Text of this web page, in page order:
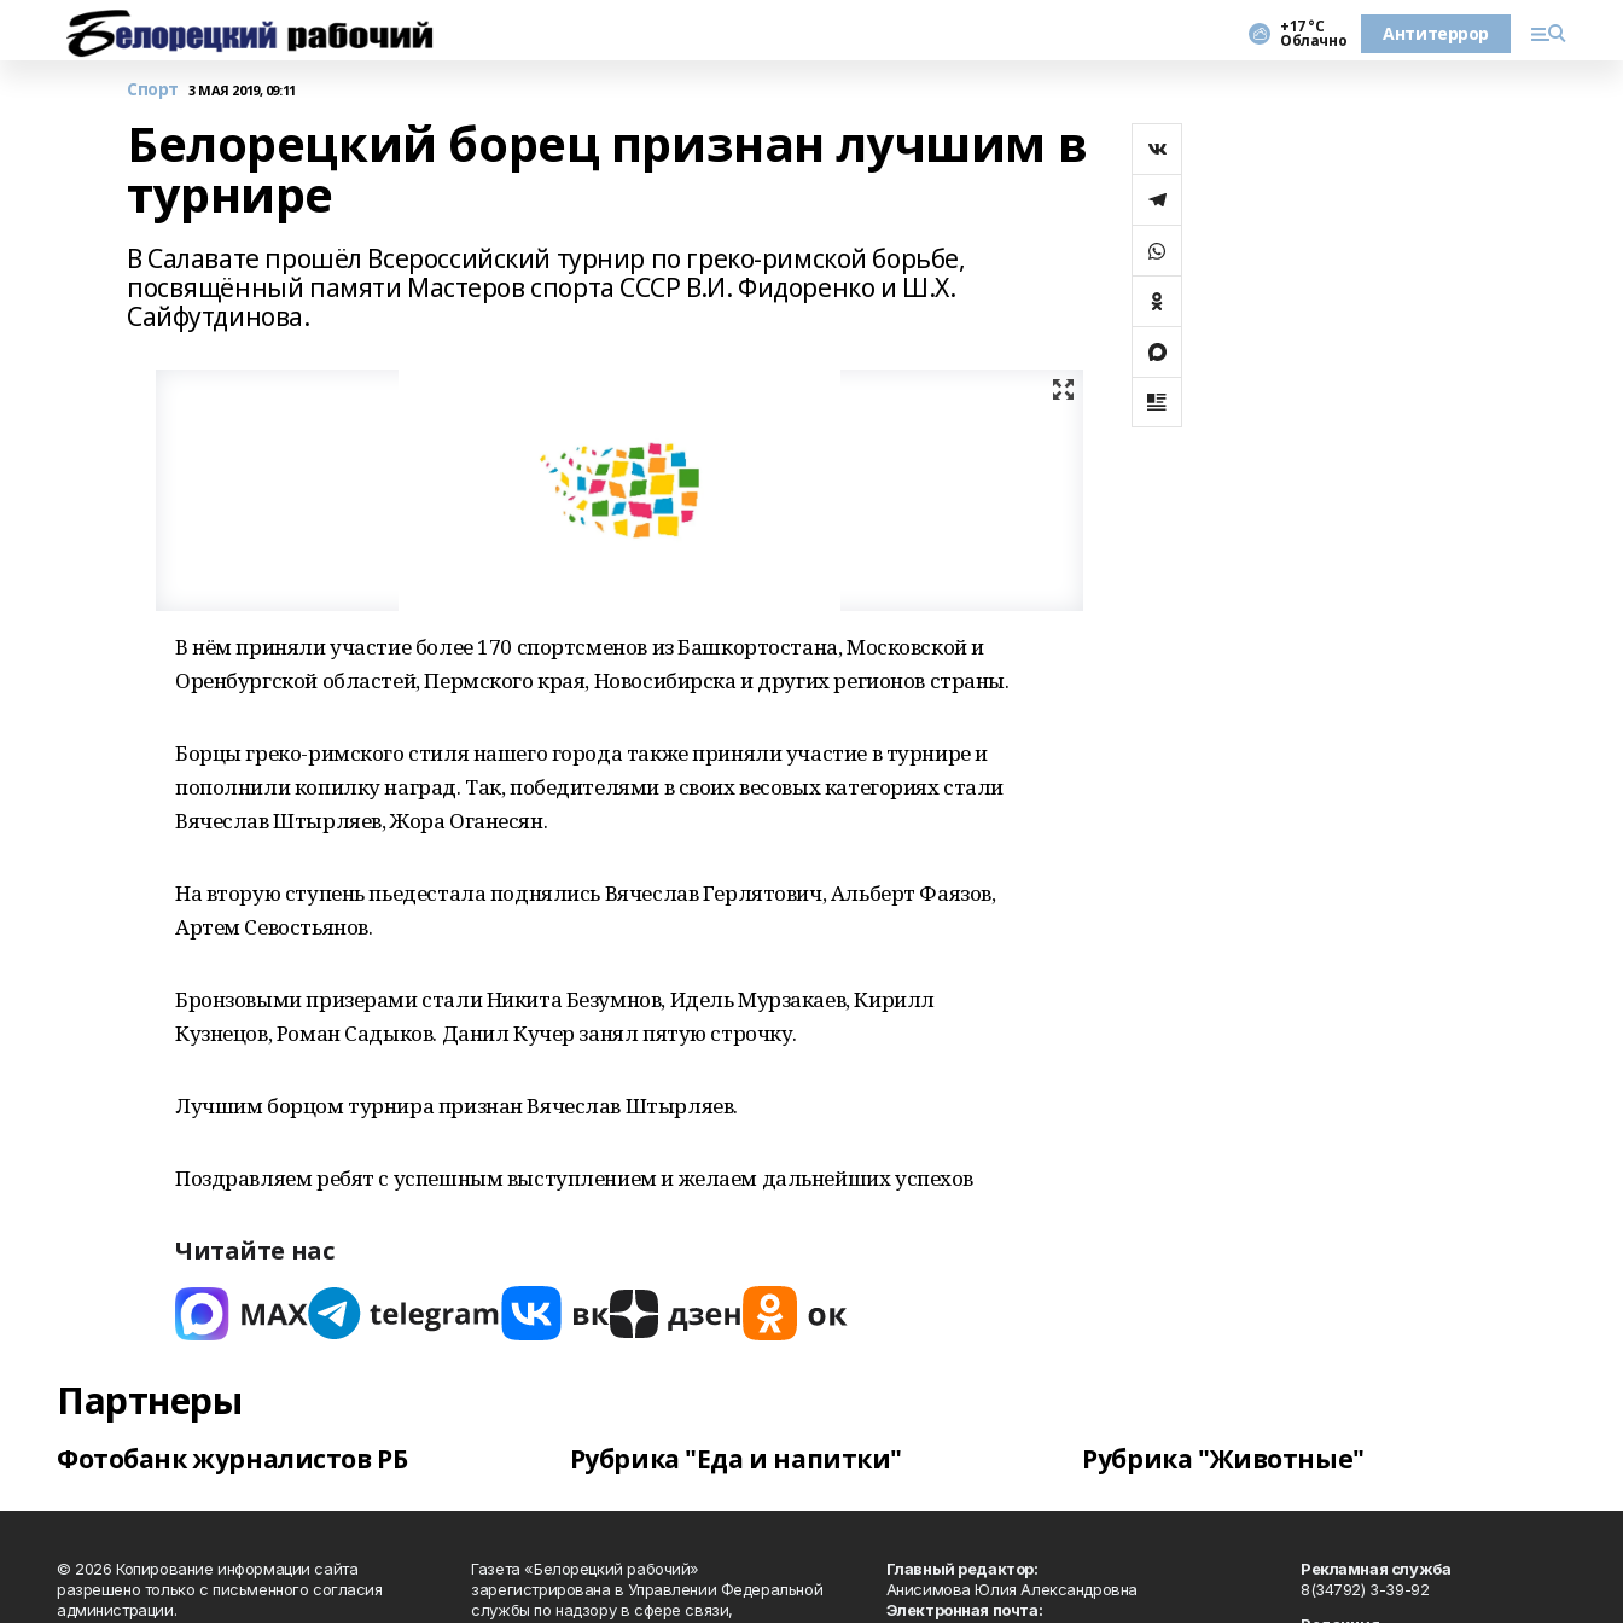
+17 °С
Облачно Антитеррор
Спорт 3 МАЯ 2019, 09:11
Белорецкий борец признан лучшим в
турнире
В Салавате прошёл Всероссийский турнир по греко-римской борьбе,
посвящённый памяти Мастеров спорта СССР В.И. Фидоренко и Ш.Х.
Сайфутдинова.
В нём приняли участие более 170 спортсменов из Башкортостана, Московской и
Оренбургской областей, Пермского края, Новосибирска и других регионов страны.
Борцы греко-римского стиля нашего города также приняли участие в турнире и
пополнили копилку наград. Так, победителями в своих весовых категориях стали
Вячеслав Штырляев, Жора Оганесян.
На вторую ступень пьедестала поднялись Вячеслав Герлятович, Альберт Фаязов,
Артем Севостьянов.
Бронзовыми призерами стали Никита Безумнов, Идель Мурзакаев, Кирилл
Кузнецов, Роман Садыков. Данил Кучер занял пятую строчку.
Лучшим борцом турнира признан Вячеслав Штырляев.
Поздравляем ребят с успешным выступлением и желаем дальнейших успехов
Читайте нас
Партнеры
Фотобанк журналистов РБ Рубрика "Еда и напитки" Рубрика "Животные"
© 2026 Копирование информации сайта
разрешено только с письменного согласия
администрации.
Газета «Белорецкий рабочий»
зарегистрирована в Управлении Федеральной
службы по надзору в сфере связи,
Главный редактор:
Анисимова Юлия Александровна
Электронная почта:
Рекламная служба
8(34792) 3-39-92